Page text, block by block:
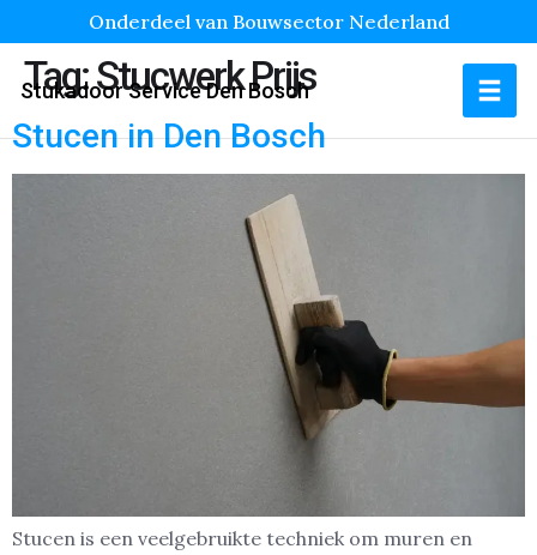
Onderdeel van Bouwsector Nederland
Stukadoor Service Den Bosch
Tag:Stucwerk Prijs
Stucen in Den Bosch
Stucen is een veelgebruikte techniek om muren en